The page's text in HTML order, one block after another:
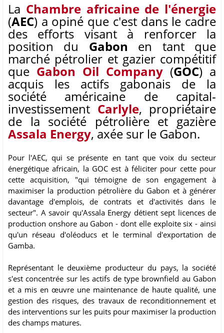
La Chambre africaine de l'énergie
(AEC) a opiné que c'est dans le cadre
des efforts visant à renforcer la
position du Gabon en tant que
marché pétrolier et gazier compétitif
que Gabon Oil Company (GOC) a
acquis les actifs gabonais de la
société américaine de capital-
investissement Carlyle, propriétaire
de la société pétrolière et gazière
Assala Energy, axée sur le Gabon.
Pour l'AEC, qui se présente en tant que voix du secteur
énergétique africain, la GOC est à féliciter pour cette pour
cette acquisition, "qui témoigne de son engagement à
maximiser la production pétrolière du Gabon et à générer
davantage d'emplois, de contrats et d'activités dans le
secteur". A savoir qu'Assala Energy détient sept licences de
production onshore au Gabon - dont elle exploite six - ainsi
qu'un réseau d'oléoducs et le terminal d'exportation de
Gamba.
Représentant le deuxième producteur du pays, la société
s'est concentrée sur les actifs de type brownfield au Gabon
et a mis en œuvre une maintenance de haute qualité, une
gestion des risques, des travaux de reconditionnement et
des interventions sur les puits pour maximiser la production
des champs matures.